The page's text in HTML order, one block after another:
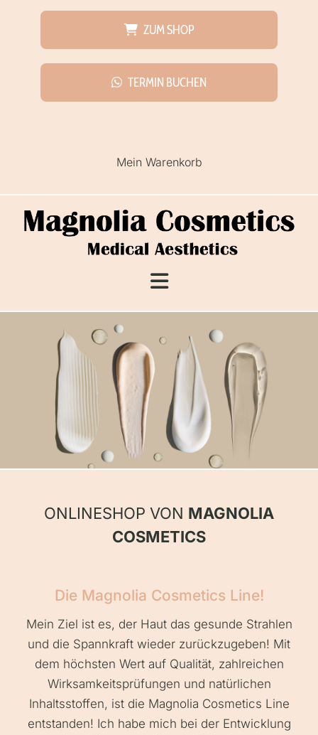
ZUM SHOP
TERMIN BUCHEN
Mein Warenkorb
ONLINESHOP VON MAGNOLIA
COSMETICS
Die Magnolia Cosmetics Line!
Mein Ziel ist es, der Haut das gesunde Strahlen
und die Spannkraft wieder zurückzugeben! Mit
dem höchsten Wert auf Qualität, zahlreichen
Wirksamkeitsprüfungen und natürlichen
Inhaltsstoffen, ist die Magnolia Cosmetics Line
entstanden! Ich habe mich bei der Entwicklung